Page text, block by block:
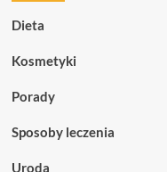
Dieta
Kosmetyki
Porady
Sposoby leczenia
Uroda